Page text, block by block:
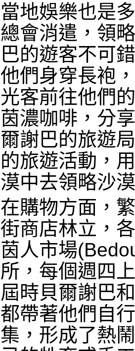
當地娛樂也是
總會消遣，領
巴的遊客不可
他們身穿長袍
光客前往他們
茵濃咖啡，分
爾謝巴的旅遊
的旅遊活動，
漠中去領略沙
在購物方面，
街商店林立，
茵人市場
所，每個週四
屆時貝爾謝巴
都帶著他們自
集，形成了熱